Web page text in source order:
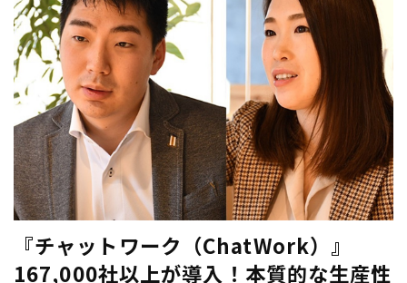
『チャットワーク（ChatWork）』
167,000社以上が導入！本質的な生産性